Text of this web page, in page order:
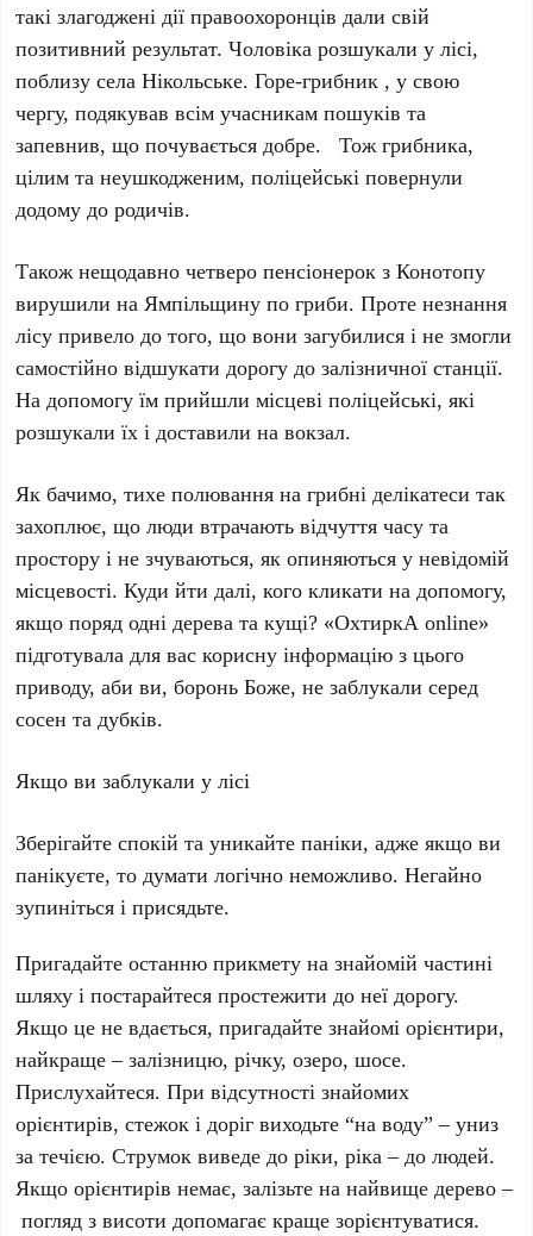
такі злагоджені дії правоохоронців дали свій
позитивний результат. Чоловіка розшукали у лісі,
поблизу села Нікольське. Горе-грибник , у свою
чергу, подякував всім учасникам пошуків та
запевнив, що почувається добре. Тож грибника,
цілим та неушкодженим, поліцейські повернули
додому до родичів.
Також нещодавно четверо пенсіонерок з Конотопу
вирушили на Ямпільщину по гриби. Проте незнання
лісу привело до того, що вони загубилися і не змогли
самостійно відшукати дорогу до залізничної станції.
На допомогу їм прийшли місцеві поліцейські, які
розшукали їх і доставили на вокзал.
Як бачимо, тихе полювання на грибні делікатеси так
захоплює, що люди втрачають відчуття часу та
простору і не зчуваються, як опиняються у невідомій
місцевості. Куди йти далі, кого кликати на допомогу,
якщо поряд одні дерева та кущі? «ОхтиркА online»
підготувала для вас корисну інформацію з цього
приводу, аби ви, боронь Боже, не заблукали серед
сосен та дубків.
Якщо ви заблукали у лісі
Зберігайте спокій та уникайте паніки, адже якщо ви
панікуєте, то думати логічно неможливо. Негайно
зупиніться і присядьте.
Пригадайте останню прикмету на знайомій частині
шляху і постарайтеся простежити до неї дорогу.
Якщо це не вдається, пригадайте знайомі орієнтири,
найкраще – залізницю, річку, озеро, шосе.
Прислухайтеся. При відсутності знайомих
орієнтирів, стежок і доріг виходьте “на воду” – униз
за течією. Струмок виведе до ріки, ріка – до людей.
Якщо орієнтирів немає, залізьте на найвище дерево –
погляд з висоти допомагає краще зорієнтуватися.